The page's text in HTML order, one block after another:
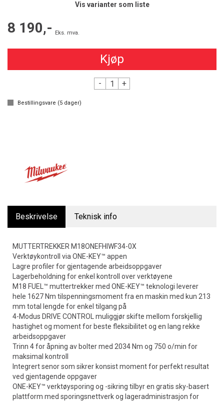
Vis varianter som liste
8 190,- Eks. mva.
Kjøp
- +
Bestillingsvare (5 dager)
Beskrivelse Teknisk info
MUTTERTREKKER M18ONEFHIWF34-0X
Verktøykontroll via ONE-KEY™ appen
Lagre profiler for gjentagende arbeidsoppgaver
Lagerbeholdning for enkel kontroll over verktøyene
M18 FUEL™ muttertrekker med ONE-KEY™ teknologi leverer
hele 1627 Nm tilspenningsmoment fra en maskin med kun 213
mm total lengde for enkel tilgang på
4-Modus DRIVE CONTROL muliggjør skifte mellom forskjellig
hastighet og moment for beste fleksibilitet og en lang rekke
arbeidsoppgaver
Trinn 4 for åpning av bolter med 2034 Nm og 750 o/min for
maksimal kontroll
Integrert senor som sikrer konsist moment for perfekt resultat
ved gjentagende oppgaver
ONE-KEY™ verktøysporing og -sikring tilbyr en gratis sky-basert
plattform med sporingsnettverk og lageradministrasjon for